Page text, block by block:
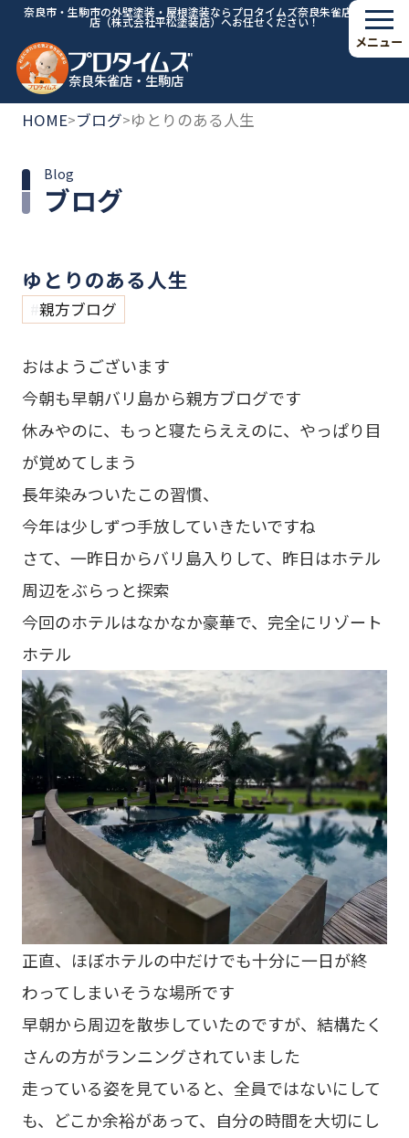
奈良市・生駒市の外壁塗装・屋根塗装ならプロタイムズ奈良朱雀店・生駒
店（株式会社平松塗装店）へお任せください！
奈良朱雀店・生駒店
メニュー
HOME>ブログ>ゆとりのある人生
ブログ
Blog
ゆとりのある人生
親方ブログ
おはようございます
今朝も早朝バリ島から親方ブログです
休みやのに、もっと寝たらええのに、やっぱり目
が覚めてしまう
長年染みついたこの習慣、
今年は少しずつ手放していきたいですね
さて、一昨日からバリ島入りして、昨日はホテル
周辺をぶらっと探索
今回のホテルはなかなか豪華で、完全にリゾート
ホテル
正直、ほぼホテルの中だけでも十分に一日が終
わってしまいそうな場所です
早朝から周辺を散歩していたのですが、結構たく
さんの方がランニングされていました
走っている姿を見ていると、全員ではないにして
も、どこか余裕があって、自分の時間を大切にし